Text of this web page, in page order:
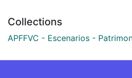
Collections
APFFVC - Escenarios -